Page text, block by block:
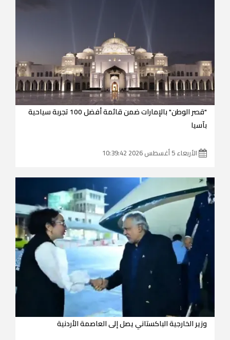
"قصر الوطن" بالإمارات ضمن قائمة أفضل 100 تجربة سياحية
بآسيا
الأربعاء 5 أغسطس 2026 10:39:42
وزير الخارجية الباكستاني يصل إلى العاصمة الأردنية